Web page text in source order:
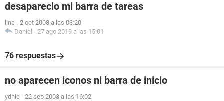
desaparecio mi barra de tareas
lina - 2 oct 2008 a las 03:20
Daniel - 27 ago 2019 a las 15:01
76 respuestas
no aparecen iconos ni barra de inicio
ydnic - 22 sep 2008 a las 16:02